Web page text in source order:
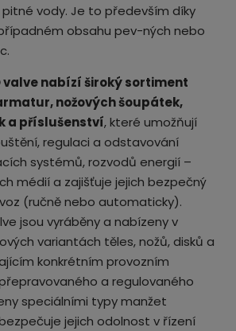
vody. Je to především díky
obsahu pev-ných nebo
valve nabízí široký sortiment
nožových šoupátek,
a příslušenství, které umožňují
regulaci a odstavování
systémů, rozvodů energií –
médií a zajišťuje jejich bezpečný
(ručně nebo automaticky).
jsou vyráběny a nabízeny v
variantách těles, nožů, disků a
konkrétním provozním
a regulovaného
speciálními typy manžet
jejich odolnost v řízení